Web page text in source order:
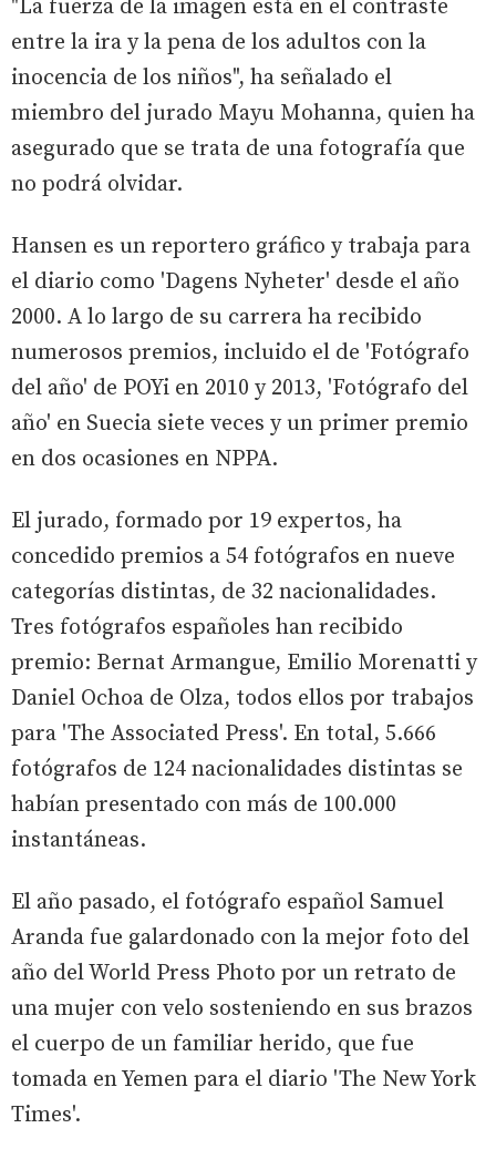
"La fuerza de la imagen está en el contraste
entre la ira y la pena de los adultos con la
inocencia de los niños", ha señalado el
miembro del jurado Mayu Mohanna, quien ha
asegurado que se trata de una fotografía que
no podrá olvidar.
Hansen es un reportero gráfico y trabaja para
el diario como 'Dagens Nyheter' desde el año
2000. A lo largo de su carrera ha recibido
numerosos premios, incluido el de 'Fotógrafo
del año' de POYi en 2010 y 2013, 'Fotógrafo del
año' en Suecia siete veces y un primer premio
en dos ocasiones en NPPA.
El jurado, formado por 19 expertos, ha
concedido premios a 54 fotógrafos en nueve
categorías distintas, de 32 nacionalidades.
Tres fotógrafos españoles han recibido
premio: Bernat Armangue, Emilio Morenatti y
Daniel Ochoa de Olza, todos ellos por trabajos
para 'The Associated Press'. En total, 5.666
fotógrafos de 124 nacionalidades distintas se
habían presentado con más de 100.000
instantáneas.
El año pasado, el fotógrafo español Samuel
Aranda fue galardonado con la mejor foto del
año del World Press Photo por un retrato de
una mujer con velo sosteniendo en sus brazos
el cuerpo de un familiar herido, que fue
tomada en Yemen para el diario 'The New York
Times'.